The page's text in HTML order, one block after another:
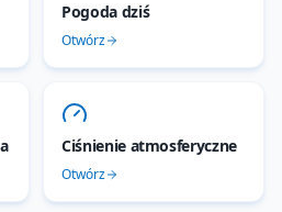
Pogoda dziś
Otwórz
Ciśnienie atmosferyczne
Otwórz